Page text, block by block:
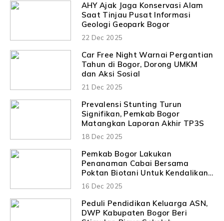
AHY Ajak Jaga Konservasi Alam
Saat Tinjau Pusat Informasi
Geologi Geopark Bogor
22 Dec 2025
Car Free Night Warnai Pergantian
Tahun di Bogor, Dorong UMKM
dan Aksi Sosial
21 Dec 2025
Prevalensi Stunting Turun
Signifikan, Pemkab Bogor
Matangkan Laporan Akhir TP3S
18 Dec 2025
Pemkab Bogor Lakukan
Penanaman Cabai Bersama
Poktan Biotani Untuk Kendalikan
Inflasi Daerah
16 Dec 2025
Peduli Pendidikan Keluarga ASN,
DWP Kabupaten Bogor Beri